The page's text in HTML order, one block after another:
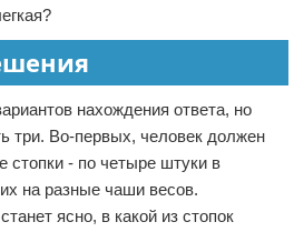
нахождения ответа, но
три. Во-первых, человек должен
стопки - по четыре штуки в
на разные чаши весов.
ясно, в какой из стопок